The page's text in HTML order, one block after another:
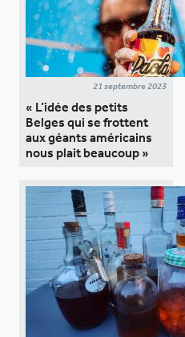
21 septembre 2023
« L’idée des petits
Belges qui se frottent
aux géants américains
nous plait beaucoup »